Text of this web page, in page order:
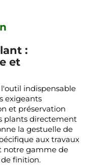
:
et
indispensable
exigeants
et préservation
plants directement
la gestuelle de
aux travaux
notre gamme de
finition.